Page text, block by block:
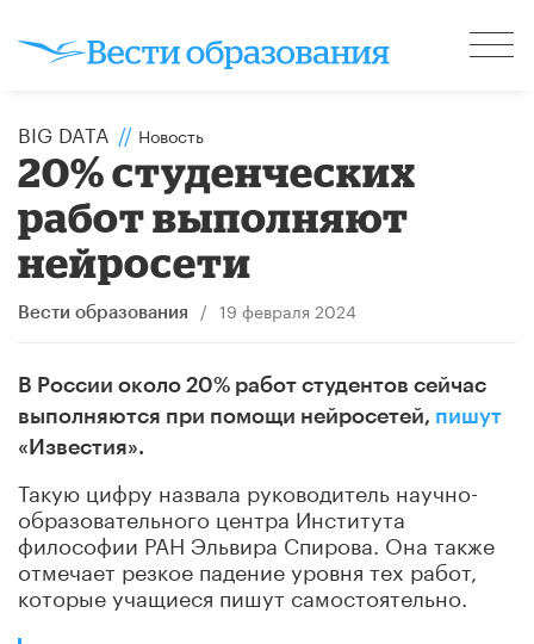
BIG DATA // Новость
20% студенческих
работ выполняют
нейросети
Вести образования / 19 февраля 2024
В России около 20% работ студентов сейчас
выполняются при помощи нейросетей, пишут
«Известия».
Такую цифру назвала руководитель научно-
образовательного центра Института
философии РАН Эльвира Спирова. Она также
отмечает резкое падение уровня тех работ,
которые учащиеся пишут самостоятельно.